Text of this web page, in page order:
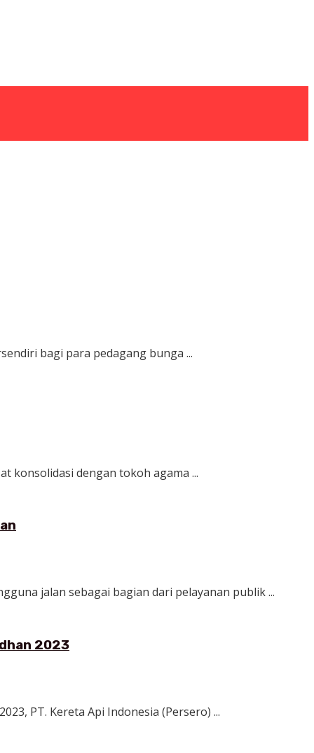
bagi para pedagang bunga ...
konsolidasi dengan tokoh agama ...
jalan sebagai bagian dari pelayanan publik ...
2023
PT. Kereta Api Indonesia (Persero) ...